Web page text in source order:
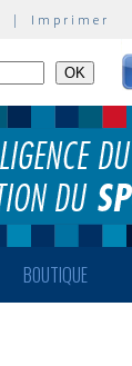
| Imprimer
BOUTIQUE